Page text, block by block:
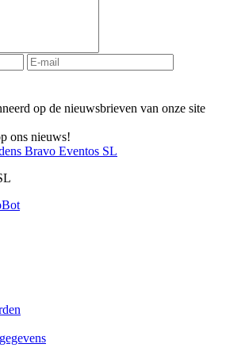
op de nieuwsbrieven van onze site
ons nieuws!